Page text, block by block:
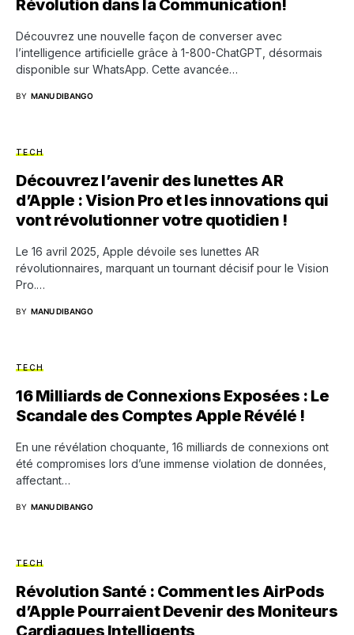
Révolution dans la Communication!
Découvrez une nouvelle façon de converser avec
l’intelligence artificielle grâce à 1-800-ChatGPT, désormais
disponible sur WhatsApp. Cette avancée…
BY MANU DIBANGO
TECH
Découvrez l’avenir des lunettes AR
d’Apple : Vision Pro et les innovations qui
vont révolutionner votre quotidien !
Le 16 avril 2025, Apple dévoile ses lunettes AR
révolutionnaires, marquant un tournant décisif pour le Vision
Pro.…
BY MANU DIBANGO
TECH
16 Milliards de Connexions Exposées : Le
Scandale des Comptes Apple Révélé !
En une révélation choquante, 16 milliards de connexions ont
été compromises lors d’une immense violation de données,
affectant…
BY MANU DIBANGO
TECH
Révolution Santé : Comment les AirPods
d’Apple Pourraient Devenir des Moniteurs
Cardiaques Intelligents